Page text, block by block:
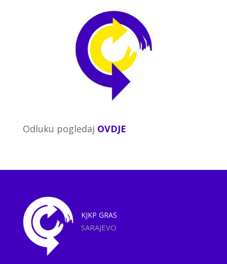
Odluku pogledaj OVDJE
KJKP GRAS
SARAJEVO